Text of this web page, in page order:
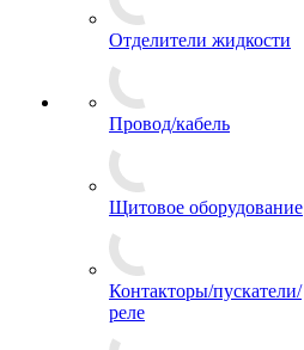
Отделители жидкости
Провод/кабель
Щитовое оборудование
Контакторы/пускатели/
реле